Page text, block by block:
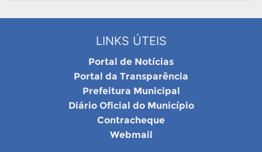
LINKS ÚTEIS
Portal de Notícias
Portal da Transparência
Prefeitura Municipal
Diário Oficial do Município
Contracheque
Webmail